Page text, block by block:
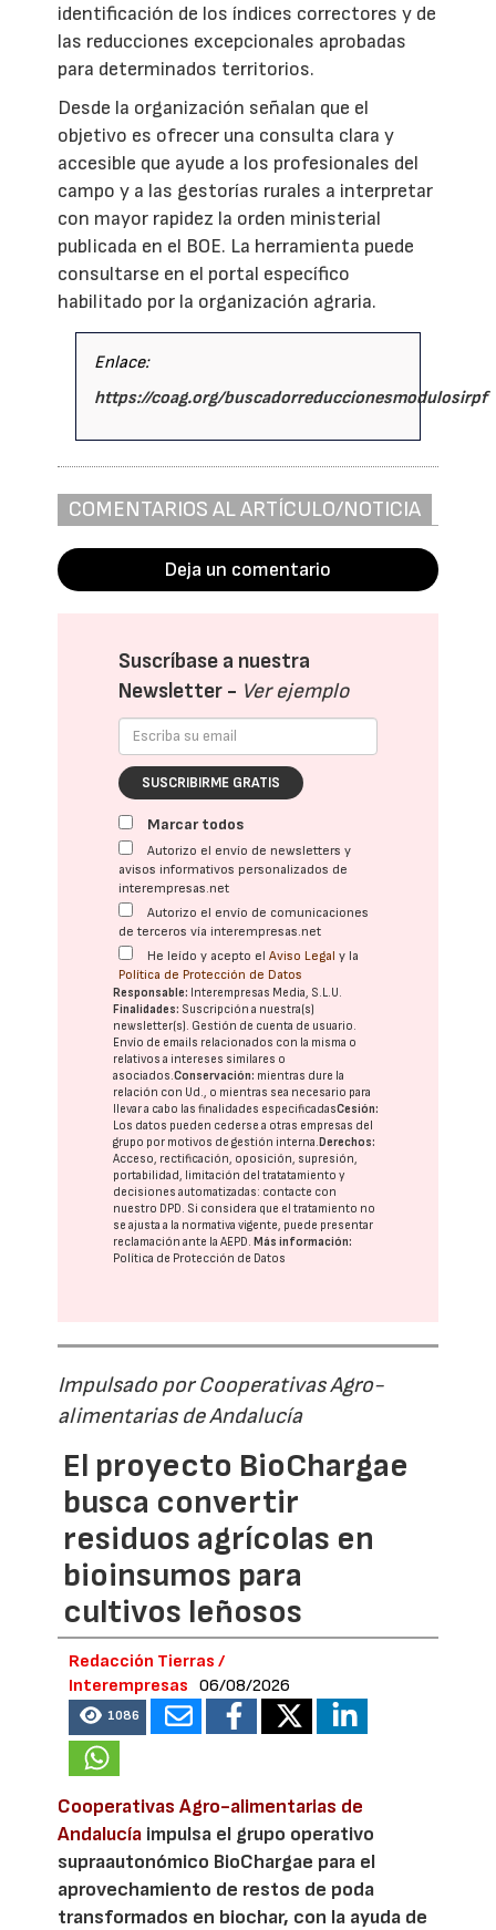
identificación de los índices correctores y de
las reducciones excepcionales aprobadas
para determinados territorios.
Desde la organización señalan que el
objetivo es ofrecer una consulta clara y
accesible que ayude a los profesionales del
campo y a las gestorías rurales a interpretar
con mayor rapidez la orden ministerial
publicada en el BOE. La herramienta puede
consultarse en el portal específico
habilitado por la organización agraria.
Enlace:
https://coag.org/buscadorreduccionesmodulosirpf
COMENTARIOS AL ARTÍCULO/NOTICIA
Deja un comentario
Suscríbase a nuestra
Newsletter - Ver ejemplo
SUSCRIBIRME GRATIS
Marcar todos
Autorizo el envío de newsletters y
avisos informativos personalizados de
interempresas.net
Autorizo el envío de comunicaciones
de terceros vía interempresas.net
He leído y acepto elAviso Legal y la
Política de Protección de Datos
Responsable: Interempresas Media, S.L.U.
Finalidades: Suscripción a nuestra(s)
newsletter(s). Gestión de cuenta de usuario.
Envío de emails relacionados con la misma o
relativos a intereses similares o
asociados.Conservación: mientras dure la
relación con Ud., o mientras sea necesario para
llevar a cabo las finalidades especificadasCesión:
Los datos pueden cederse a otras empresas del
grupo por motivos de gestión interna.Derechos:
Acceso, rectificación, oposición, supresión,
portabilidad, limitación del tratatamiento y
decisiones automatizadas: contacte con
nuestro DPD . Si considera que el tratamiento no
se ajusta a la normativa vigente, puede presentar
reclamación ante laAEPD .Más información:
Política de Protección de Datos
Impulsado por Cooperativas Agro-
alimentarias de Andalucía
El proyecto BioChargae
busca convertir
residuos agrícolas en
bioinsumos para
cultivos leñosos
Redacción Tierras /
Interempresas
06/08/2026
1086
Cooperativas Agro-alimentarias de
Andalucía impulsa el grupo operativo
supraautonómico BioChargae para el
aprovechamiento de restos de poda
transformados en biochar, con la ayuda de